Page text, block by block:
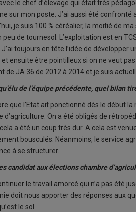
le chef d’élevage qui était très
sur mon poste. J’ai aussi été confronté
je suis 100 % céréalier, la moitié de
peu de tournesol. L’exploitation est en
J’ai toujours en tête l’idée de développer
ensuite être pointilleux si on ne veut
de JA 36 de 2012 à 2014 et je suis
de l’équipe précédente, quel bilan
que l’Etat ait ponctionné dès le début
d’agriculture. On a été obligés de
a été un coup très dur. A cela est
bousculés. Néanmoins, le service
à se structurer.
candidat aux élections chambre
le travail amorcé qui n’a pas été
doit nous apporter des réponses aux
le sol.